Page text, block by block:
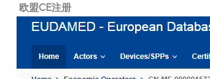
欧盟CE注册